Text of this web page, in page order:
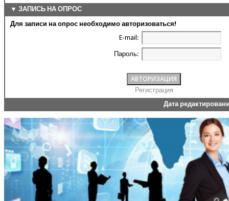
▼ ЗАПИСЬ НА ОПРОС
Для записи на опрос необходимо авторизоваться!
E-mail:
Пароль:
Регистрация
Дата